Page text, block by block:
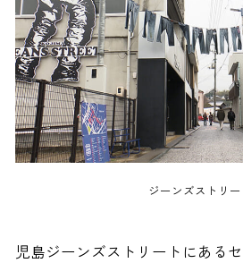
ジーンズストリー
児島ジーンズストリートにある